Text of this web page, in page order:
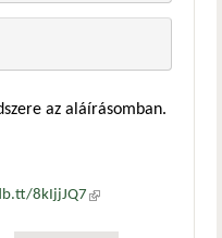
az aláírásomban.
8kIjjJQ7 (külső